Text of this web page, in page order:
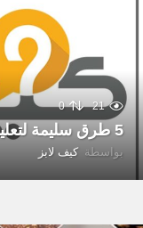
21
0
5 طرق سليمة لتعليم الأطفال العناية بأسنانهم
بواسطة كيف لابز